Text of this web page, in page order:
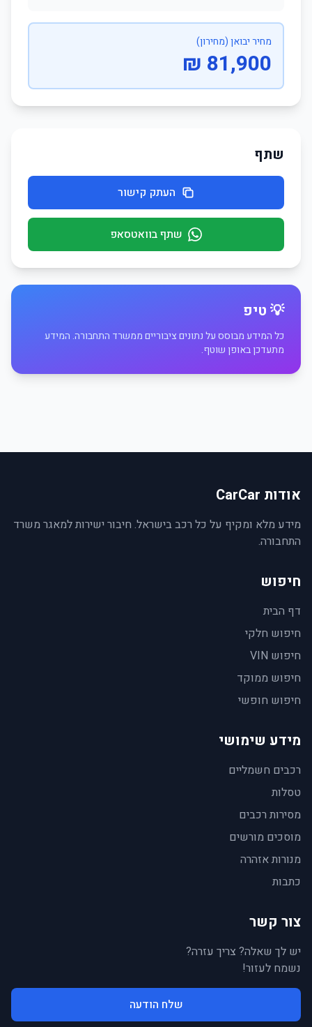
מחיר יבואן (מחירון)
81,900 ₪
שתף
העתק קישור
שתף בוואטסאפ
💡 טיפ
כל המידע מבוסס על נתונים ציבוריים ממשרד התחבורה. המידע
מתעדכן באופן שוטף.
אודות CarCar
מידע מלא ומקיף על כל רכב בישראל. חיבור ישירות למאגר משרד
התחבורה.
חיפוש
דף הבית
חיפוש חלקי
חיפוש VIN
חיפוש ממוקד
חיפוש חופשי
מידע שימושי
רכבים חשמליים
טסלות
מסירות רכבים
מוסכים מורשים
מנורות אזהרה
כתבות
צור קשר
יש לך שאלה? צריך עזרה?
נשמח לעזור!
שלח הודעה